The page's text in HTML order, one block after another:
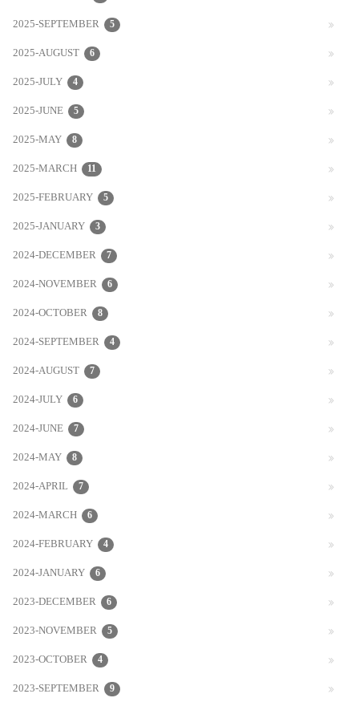
2025-SEPTEMBER 5
2025-AUGUST 6
2025-JULY 4
2025-JUNE 5
2025-MAY 8
2025-MARCH 11
2025-FEBRUARY 5
2025-JANUARY 3
2024-DECEMBER 7
2024-NOVEMBER 6
2024-OCTOBER 8
2024-SEPTEMBER 4
2024-AUGUST 7
2024-JULY 6
2024-JUNE 7
2024-MAY 8
2024-APRIL 7
2024-MARCH 6
2024-FEBRUARY 4
2024-JANUARY 6
2023-DECEMBER 6
2023-NOVEMBER 5
2023-OCTOBER 4
2023-SEPTEMBER 9